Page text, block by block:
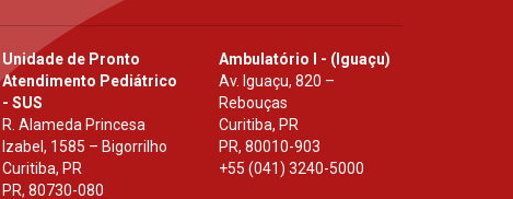
Unidade de Pronto
Atendimento Pediátrico
- SUS
R. Alameda Princesa
Izabel, 1585 – Bigorrilho
Curitiba, PR
PR, 80730-080
Ambulatório I - (Iguaçu)
Av. Iguaçu, 820 –
Rebouças
Curitiba, PR
PR, 80010-903
+55 (041) 3240-5000